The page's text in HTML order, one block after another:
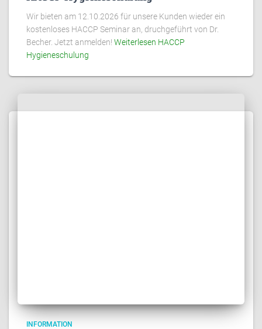
Wir bieten am 12.10.2026 für unsere Kunden wieder ein
kostenloses HACCP Seminar an, druchgeführt von Dr.
Becher. Jetzt anmelden! Weiterlesen HACCP
Hygieneschulung
INFORMATION